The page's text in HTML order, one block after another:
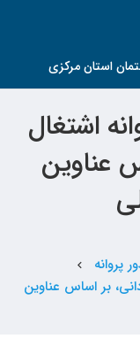
استان مرکزی
اشتغال
عناوین
پروانه chevron_left
بر اساس عناوین